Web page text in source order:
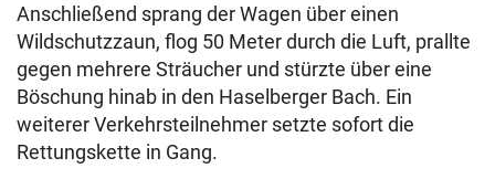
Anschließend sprang der Wagen über einen
Wildschutzzaun, flog 50 Meter durch die Luft, prallte
gegen mehrere Sträucher und stürzte über eine
Böschung hinab in den Haselberger Bach. Ein
weiterer Verkehrsteilnehmer setzte sofort die
Rettungskette in Gang.